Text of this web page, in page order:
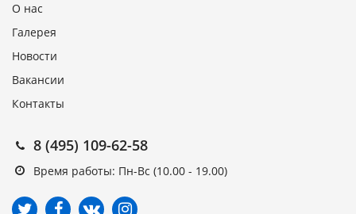
О нас
Галерея
Новости
Вакансии
Контакты
8 (495) 109-62-58
Время работы: Пн-Вс (10.00 - 19.00)